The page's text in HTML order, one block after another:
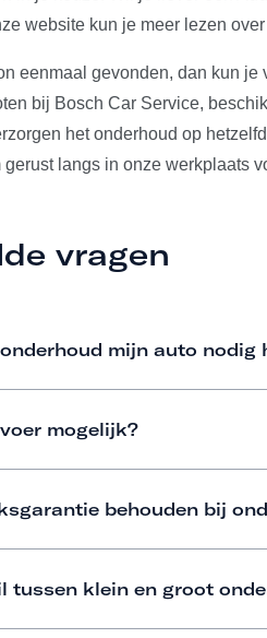
website kun je meer lezen
eenmaal gevonden, dan kun je
bij Bosch Car Service,
het onderhoud op
langs in onze werkplaats
vragen
mijn auto nodig
mogelijk?
behouden bij
tussen klein en groot